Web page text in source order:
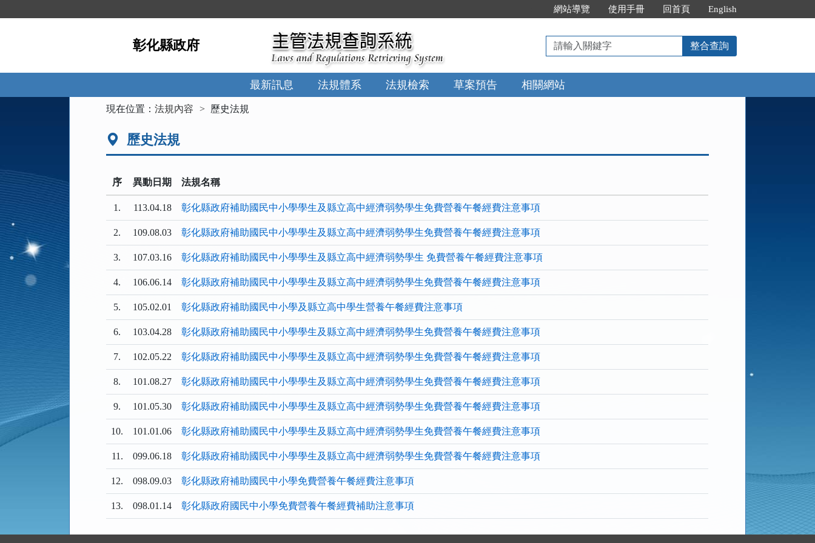
到
網站導覽 使用手冊 回首頁 English
彰化縣政府
請
輸
入
關
鍵
整合查詢
最新訊息 法規體系 法規檢索 草案預告 相關網站
現在位置：法規內容 歷史法規
歷史法規
序 異動日期 法規名稱
1. 113.04.18 彰化縣政府補助國民中小學學生及縣立高中經濟弱勢學生免費營養午餐經費注意事項
2. 109.08.03 彰化縣政府補助國民中小學學生及縣立高中經濟弱勢學生免費營養午餐經費注意事項
3. 107.03.16 彰化縣政府補助國民中小學學生及縣立高中經濟弱勢學生 免費營養午餐經費注意事項
4. 106.06.14 彰化縣政府補助國民中小學學生及縣立高中經濟弱勢學生免費營養午餐經費注意事項
5. 105.02.01 彰化縣政府補助國民中小學及縣立高中學生營養午餐經費注意事項
6. 103.04.28 彰化縣政府補助國民中小學學生及縣立高中經濟弱勢學生免費營養午餐經費注意事項
7. 102.05.22 彰化縣政府補助國民中小學學生及縣立高中經濟弱勢學生免費營養午餐經費注意事項
8. 101.08.27 彰化縣政府補助國民中小學學生及縣立高中經濟弱勢學生免費營養午餐經費注意事項
9. 101.05.30 彰化縣政府補助國民中小學學生及縣立高中經濟弱勢學生免費營養午餐經費注意事項
10. 101.01.06 彰化縣政府補助國民中小學學生及縣立高中經濟弱勢學生免費營養午餐經費注意事項
11. 099.06.18 彰化縣政府補助國民中小學學生及縣立高中經濟弱勢學生免費營養午餐經費注意事項
12. 098.09.03 彰化縣政府補助國民中小學免費營養午餐經費注意事項
13. 098.01.14 彰化縣政府國民中小學免費營養午餐經費補助注意事項